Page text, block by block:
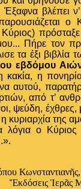
βλέπει ν’
ο
Κύριος)
Πήρε τον
τα έξι
εβδόμου
η κακία, η
αυτού,
από τ’
ψεύδη, έχθρες,
της
λόγια ο
Ἔκδόσεις Ἱερᾶς